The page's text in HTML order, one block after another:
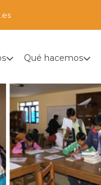
Qué hacemos
WEB (1)